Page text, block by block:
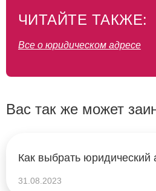
ЧИТАЙТЕ ТАКЖЕ:
Все о юридическом адресе
Вас так же может
Как выбрать юридический
31.08.2023